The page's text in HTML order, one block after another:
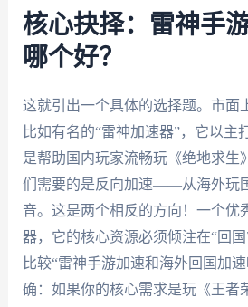
核心抉择：雷神手
哪个好？
这就引出一个具体的选择题。市面
比如有名的“雷神加速器”，它以主
是帮助国内玩家流畅玩《绝地求生
们需要的是反向加速——从海外玩
音。这是两个相反的方向！一个优
器，它的核心资源必须倾注在“回
比较“雷神手游加速和海外回国加
确：如果你的核心需求是玩《王者